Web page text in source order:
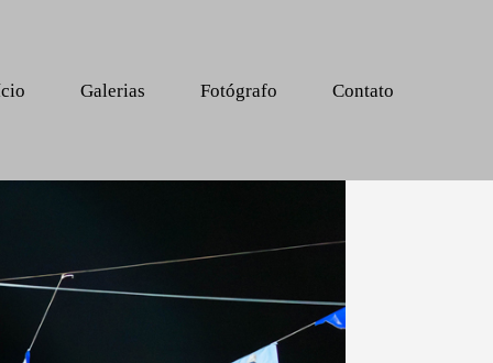
Galerias Fotógrafo Contato